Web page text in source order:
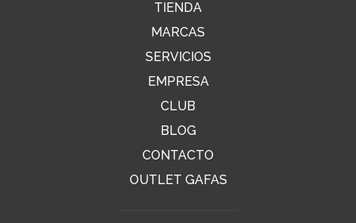
TIENDA
MARCAS
SERVICIOS
EMPRESA
CLUB
BLOG
CONTACTO
OUTLET GAFAS